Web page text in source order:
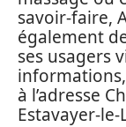
savoir-faire,
également
ses usagers
à l’adresse
Estavayer-le-